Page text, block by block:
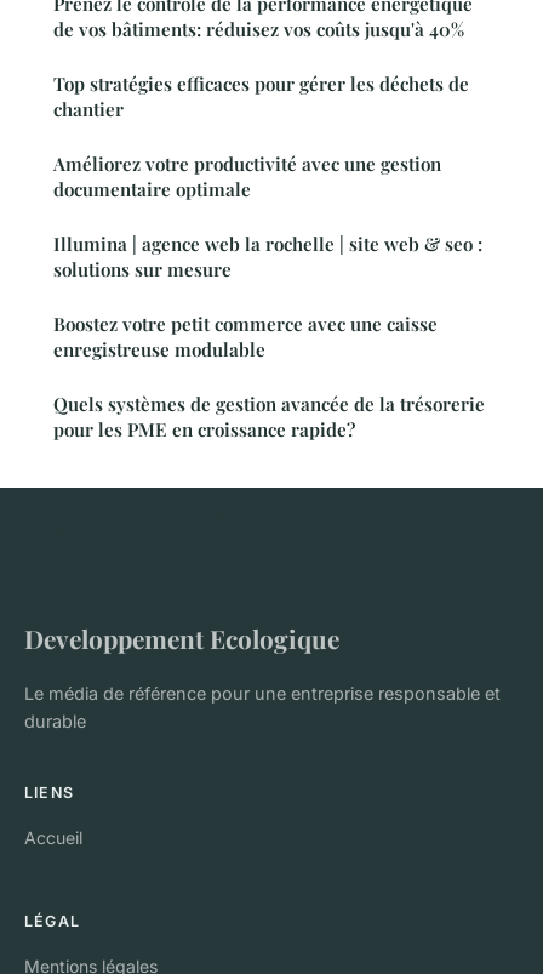
de vos bâtiments: réduisez vos coûts jusqu'à 40%
Top stratégies efficaces pour gérer les déchets de
chantier
Améliorez votre productivité avec une gestion
documentaire optimale
Illumina | agence web la rochelle | site web & seo :
solutions sur mesure
Boostez votre petit commerce avec une caisse
enregistreuse modulable
Quels systèmes de gestion avancée de la trésorerie
pour les PME en croissance rapide?
Developpement Ecologique
Le média de référence pour une entreprise responsable et
durable
LIENS
Accueil
LÉGAL
Mentions légales